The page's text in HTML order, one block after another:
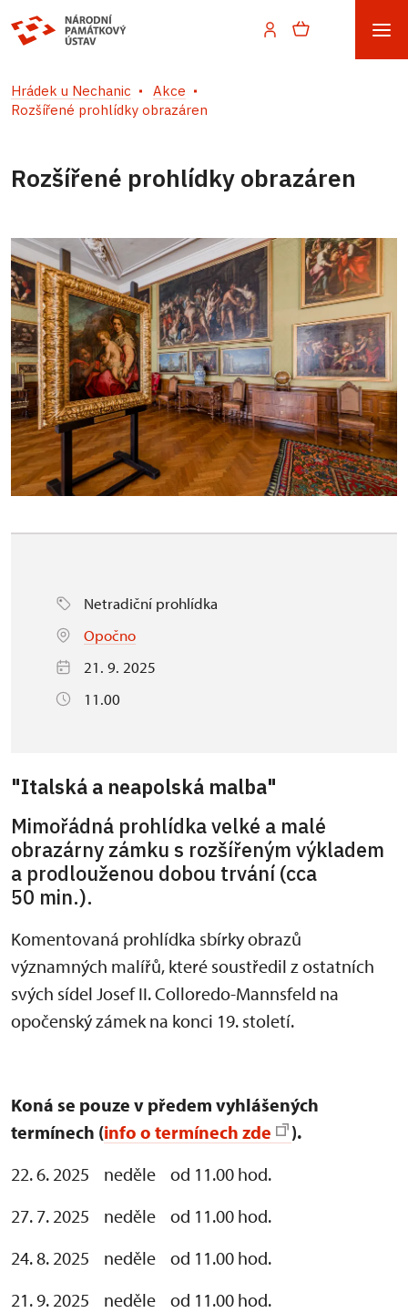
Hrádek u Nechanic
Akce
Rozšířené prohlídky obrazáren
Rozšířené prohlídky obrazáren
Netradiční prohlídka
Opočno
21. 9. 2025
11.00
"Italská a neapolská malba"
Mimořádná prohlídka velké a malé
obrazárny zámku s rozšířeným výkladem
a prodlouženou dobou trvání (cca
50 min.).
Komentovaná prohlídka sbírky obrazů
významných malířů, které soustředil z ostatních
svých sídel Josef II. Colloredo-Mannsfeld na
opočenský zámek na konci 19. století.
Koná se pouze v předem vyhlášených
termínech (info o termínech zde
).
22. 6. 2025 neděle od 11.00 hod.
27. 7. 2025 neděle od 11.00 hod.
24. 8. 2025 neděle od 11.00 hod.
21. 9. 2025 neděle od 11.00 hod.